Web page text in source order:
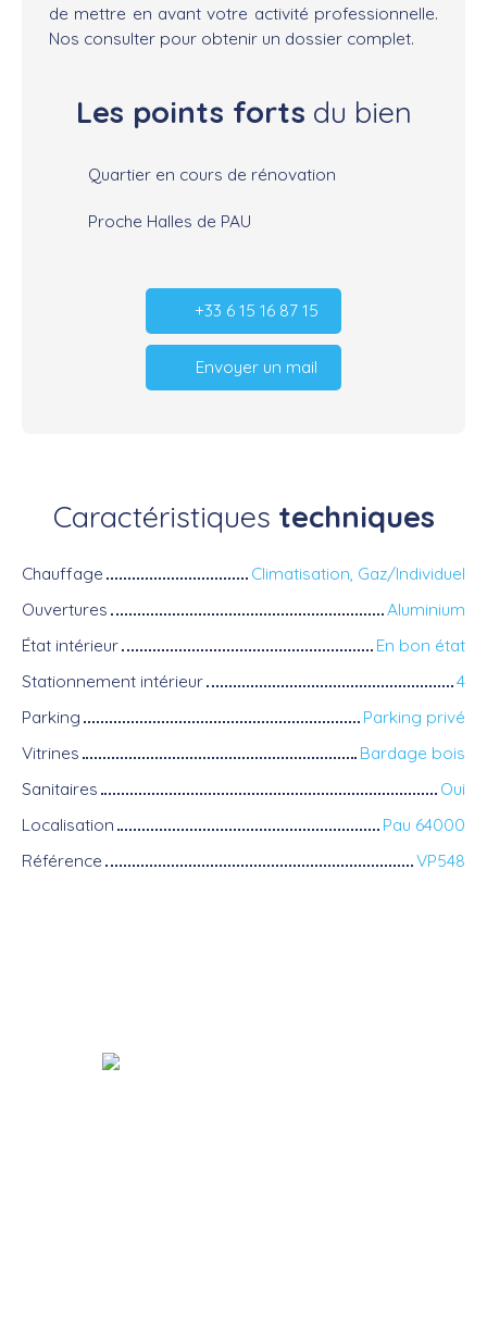
de mettre en avant votre activité professionnelle.
Nos consulter pour obtenir un dossier complet.
Les points forts du bien
Quartier en cours de rénovation
Proche Halles de PAU
+33 6 15 16 87 15
Envoyer un mail
Caractéristiques techniques
Chauffage
Climatisation, Gaz/Individuel
Ouvertures
Aluminium
État intérieur
En bon état
Stationnement intérieur
4
Parking
Parking privé
Vitrines
Bardage bois
Sanitaires
Oui
Localisation
Pau 64000
Référence
VP548